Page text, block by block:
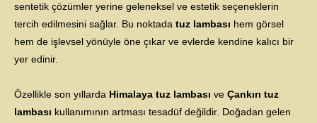
sentetik çözümler yerine geleneksel ve estetik seçeneklerin
tercih edilmesini sağlar. Bu noktada tuz lambası hem görsel
hem de işlevsel yönüyle öne çıkar ve evlerde kendine kalıcı bir
yer edinir.
Özellikle son yıllarda Himalaya tuz lambası ve Çankırı tuz
lambası kullanımının artması tesadüf değildir. Doğadan gelen